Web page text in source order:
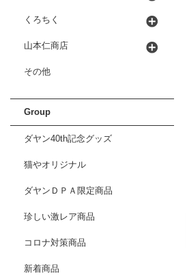
くろちく
山本仁商店
その他
Group
ダヤン40th記念グッズ
猫やオリジナル
ダヤンＤＰＡ限定商品
珍しい激レア商品
コロナ対策商品
新着商品